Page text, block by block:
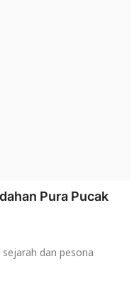
Pura Pucak
dan pesona